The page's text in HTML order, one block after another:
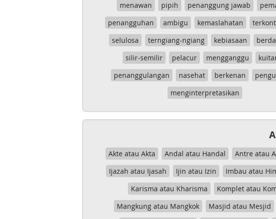
menawan
pipih penanggung jawab
penangguhan
ambigu kemaslahatan
selulosa
terngiang-ngiang kebiasaan
silir-semilir
pelacur mengganggu
penanggulangan
nasehat berkenan
menginterpretasikan
Akte atau Akta Andal atau Handal Antre atau
Ijazah atau Ijasah
Ijin atau Izin Imbau atau
Karisma atau Kharisma
Komplet atau
Mangkung atau Mangkok
Masjid atau Mesjid